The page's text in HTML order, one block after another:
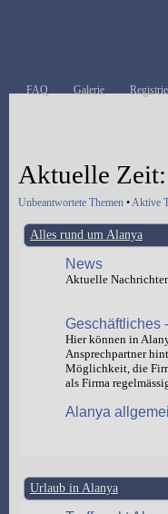
FAQ Galerie
Aktuelle
Unbeantwortete Themen •Aktive
Alles rund um Alanya
News
Aktuelle
Geschäftliches
Hier können in
Ansprechpartner
Möglichkeit, die
als Firma
Alanya
Urlaub in Alanya